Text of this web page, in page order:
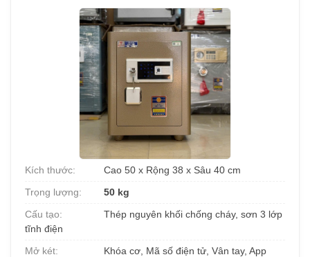
Kích thước:
Cao 50 x Rộng 38 x Sâu 40 cm
Trọng lượng:
50 kg
Cấu tạo:
Thép nguyên khối chống cháy, sơn 3 lớp
tĩnh điện
Mở két:
Khóa cơ, Mã số điện tử, Vân tay, App